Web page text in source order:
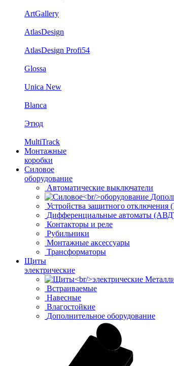
ArtGallery
AtlasDesign
AtlasDesign Profi54
Glossa
Unica New
Blanca
Этюд
MultiTrack
Монтажные
коробки
Силовое
оборудование
Автоматические выключатели
Устройства защитного отключения
Дифференциальные автоматы
Контакторы и реле
Рубильники
Монтажные аксессуары
Трансформаторы
Щиты
электрические
Встраиваемые
Навесные
Влагостойкие
Дополнительное оборудование